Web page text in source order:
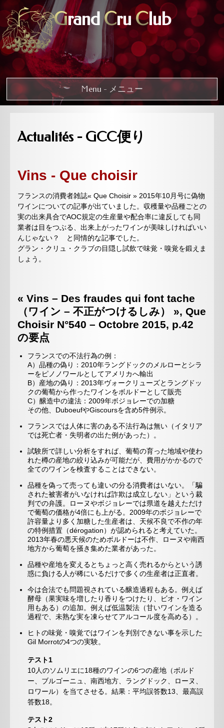
GrandCruClub
Menu - メニュー
Actualités - GCC便り
Vins - Que choisir
フランスの消費者雑誌« Que Choisir » 2015年10月号に偽物
ワインについての記事が出ていました。収穫量や品種ごとの
実の出来具合でAOC規定の生産量や配合率に違反しても同
業者は目をつぶる、出来上がったワインが美味しければいい
んじゃない？ と同情的な記事でした。
グラン・クリュ・クラブの目隠し試飲で味覚・嗅覚を鍛えま
しょう。
« Vins – Des fraudes qui font tache
（ワイン – 不正がつけるしみ） », Que
Choisir N°540 – Octobre 2015, p.42
の要点
フランスでの不法行為の例：
A）品種の偽り：2010年ラングドックのメルローとシラ
ーをピノノワールとしてアメリカへ輸出
B）産地の偽り：2013年ヴォークリューズとラングドッ
クの葡萄から作ったワインをボルドーとして販売
C）醸造中の違法：2009年ボジョレーでの加糖
その他、DuboeufやGiscoursを含め5件例示。
フランスでは人体に害のある不法行為は無い（イタリア
では死亡者・失明者の出た例があった）。
試験所で詳しい分析をすれば、葡萄の育った地域や使わ
れた樽の産地の絞り込みが可能だが、費用がかかるので
全てのワインを検査することはできない。
品種を偽って売っても違いの分る消費者はいない。「騙
された被害者がいなければ詐欺は成立しない」という裁
判での弁護。ローヌやボジョレーでは県道を越えただけ
で葡萄の価格が4倍にも上がる。2009年のボジョレーで
許容量より多く加糖した生産者は、天候不良で不作の年
の特例措置（dérogation）が認められると考えていた。
2013年春の悪天候のためボルドーは不作、ローヌや南西
地方から葡萄を掻き集めた業者があった。
品種や産地を変えるとちょっと高く売れるからという誘
惑に負ける人が稀にいるだけで多くの生産者は正直者。
今は合法でも問題視されている醸造過程もある。例えば
酵母（果実味を増したり香りをつけたり、ビオ・ワイン
用もある）の追加。例えば低温製法（甘いワインを造る
過程で、未熟な実を凍らせてアルコール度を高める）。
ヒトの味覚・嗅覚ではワインを判別できない事を示した
Gil Morrotの4つの実験。
テスト1
10人のソムリエに18種のワインの6つの産地（ボルド
ー、ブルゴーニュ、南西地方、ラングドック、ローヌ、
ロワール）を当てさせる。結果：平均誤答数13、最高誤
答数18。
テスト2